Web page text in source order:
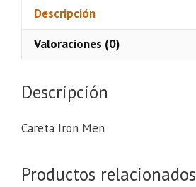
Descripción
Valoraciones (0)
Descripción
Careta Iron Men
Productos relacionados